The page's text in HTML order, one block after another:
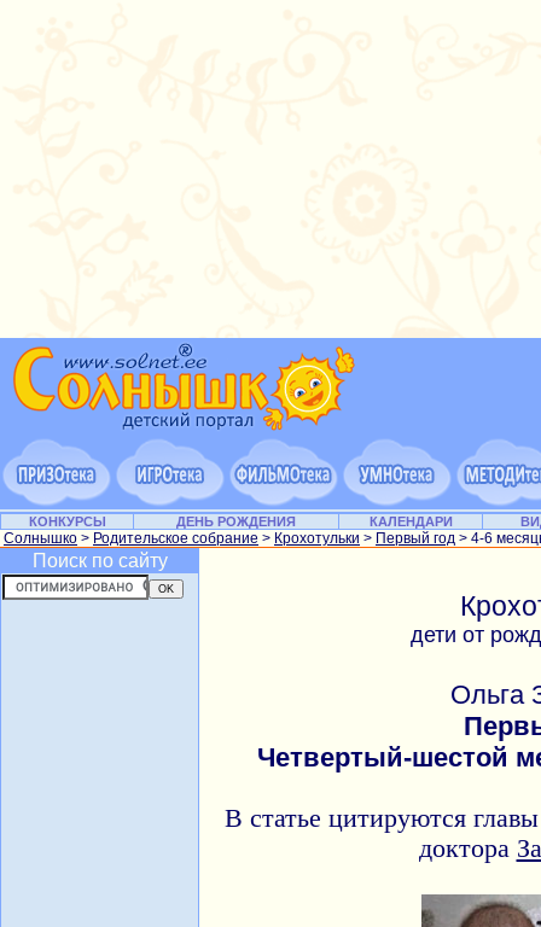
КОНКУРСЫ ДЕНЬ РОЖДЕНИЯ КАЛЕНДАРИ
Солнышко > Родительское собрание > Крохотульки > Первый год > 4-6
Поиск по сайту
дети от
Ольга
Четвертый-шестой
В статье цитируются
доктора